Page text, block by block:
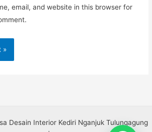
email, and website in this browser for
Desain Interior Kediri Nganjuk Tulungagung